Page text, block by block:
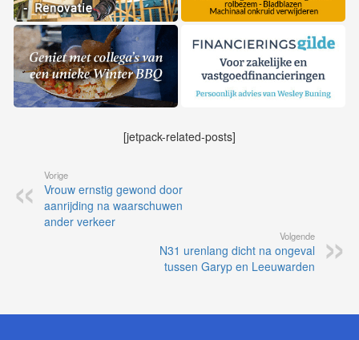
[jetpack-related-posts]
Vorige
Vrouw ernstig gewond door
aanrijding na waarschuwen
ander verkeer
Volgende
N31 urenlang dicht na ongeval
tussen Garyp en Leeuwarden